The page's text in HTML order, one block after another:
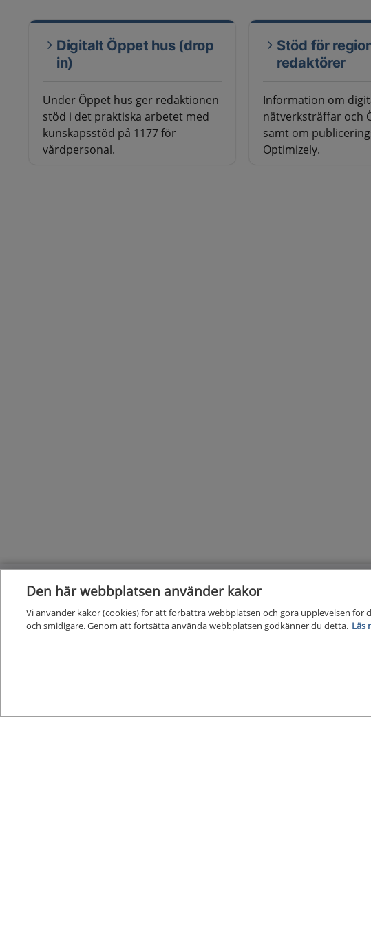
Digitalt Öppet hus (drop
in)
Under Öppet hus ger redaktionen
stöd i det praktiska arbetet med
kunskapsstöd på 1177 för
vårdpersonal.
Stöd för
redaktörer
Information om
nätverksträffar och
samt om
Optimizely.
Kunskapsstöd
Kunskapsstöd på remiss
Om
Den här webbplatsen använder kakor
Vi använder kakor (cookies) för att förbättra webbplatsen och göra upplevelsen för
och smidigare. Genom att fortsätta använda webbplatsen godkänner du detta. Läs